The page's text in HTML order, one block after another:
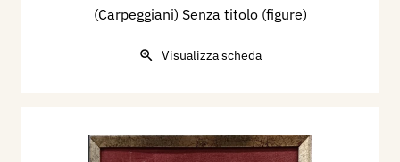
(Carpeggiani) Senza titolo (figure)
Visualizza scheda